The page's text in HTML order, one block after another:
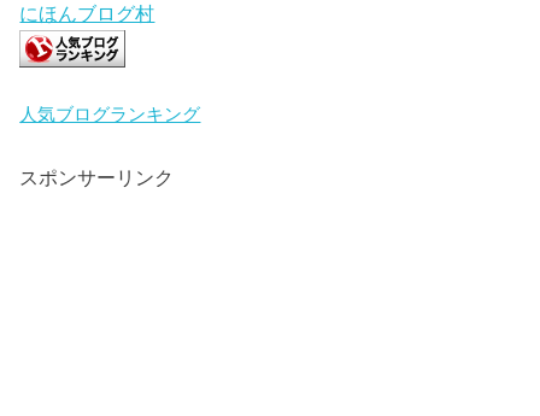
にほんブログ村
人気ブログランキング
スポンサーリンク